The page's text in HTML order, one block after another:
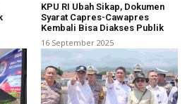
KPU RI Ubah Sikap, Dokumen
Syarat Capres-Cawapres
Kembali Bisa Diakses Publik
16 September 2025